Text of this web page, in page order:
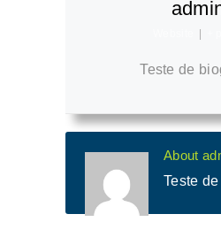
|
Teste de
About
Teste